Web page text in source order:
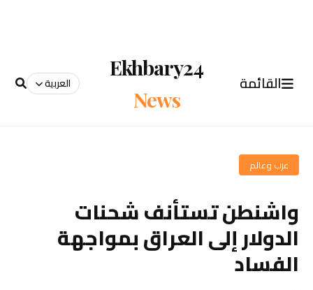
القائمة
Ekhbary24
News
العربية
عرب وعالم
واشنطن تستأنف شحنات
الدولار إلى العراق بمواجهة
الفساد